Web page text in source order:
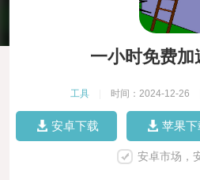
一小时免费加
工具 时间：2024-12-26
安卓下载 苹果下
安卓市场，